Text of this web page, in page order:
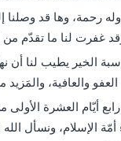
رحمة، وها قد
وقد غفرت لنا ما تقدّم
الخير يطيب لنا أن
العفو والعافية،
أيّام العشرة
أمّة الإسلام، ونسأل